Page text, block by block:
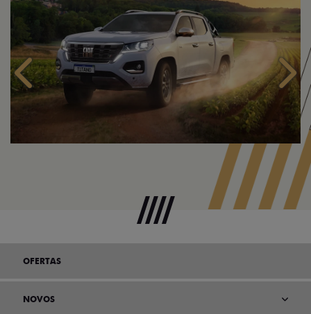
Anterior
OFERTAS
NOVOS